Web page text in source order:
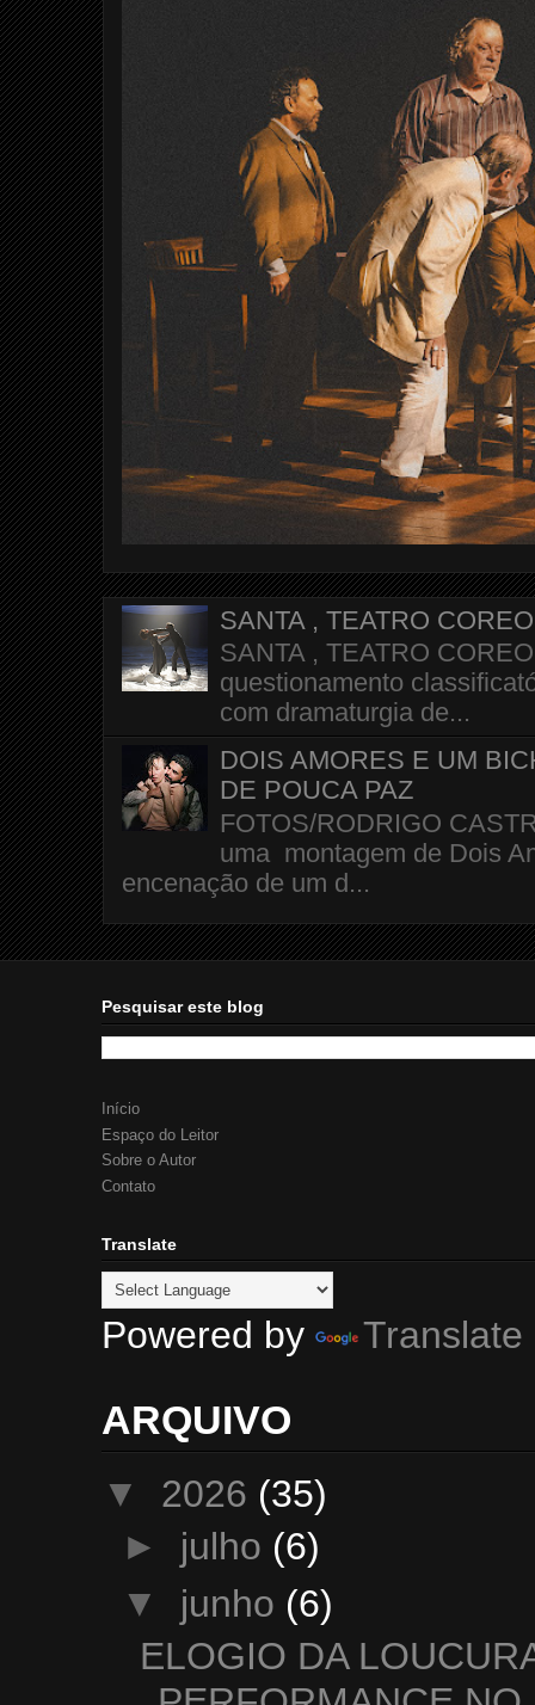
SANTA , TEATRO
SANTA , TEATRO
questionamento
com dramaturgia de...
DOIS AMORES E UM
DE POUCA PAZ
FOTOS/RODRIGO
uma montagem de Dois
encenação de um d...
Pesquisar este blog
Início
Espaço do Leitor
Sobre o Autor
Contato
Translate
Powered by Translate
ARQUIVO
▼ 2026 (35)
► julho (6)
▼ junho (6)
ELOGIO DA